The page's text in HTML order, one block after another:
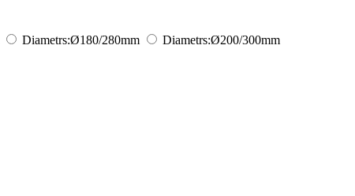
Diametrs:Ø180/280mm Diametrs:Ø200/300mm